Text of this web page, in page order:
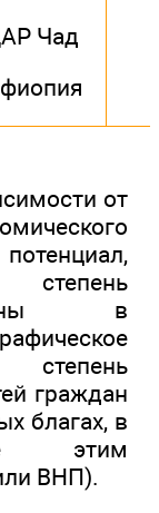
Чад
от
степень
в
граждан
благах, в
этим
ВНП).